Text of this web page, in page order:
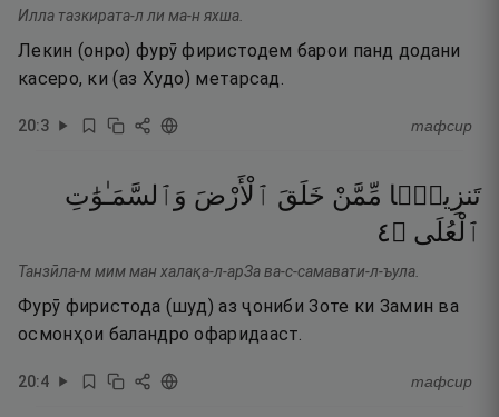
Илла тазкирата-л ли ма-н яхша.
Лекин (онро) фурӯ фиристодем барои панд додани
касеро, ки (аз Худо) метарсад.
20:3 тафсир
تَنزِيلًۭا مِّمَّنْ خَلَقَ ٱلْأَرْضَ وَٱلسَّمَـٰوَٰتِ
ٱلْعُلَى ۝٤
Танзӣла-м мим ман халақа-л-арЗа ва-с-самавати-л-ъула.
Фурӯ фиристода (шуд) аз ҷониби Зоте ки Замин ва
осмонҳои баландро офаридааст.
20:4 тафсир